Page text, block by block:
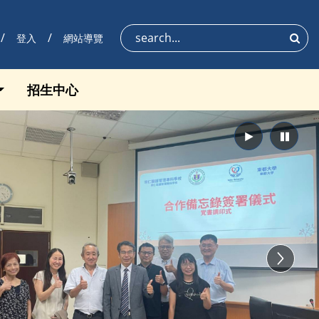
登入 網站導覽 搜尋
招生中心
播放
Next